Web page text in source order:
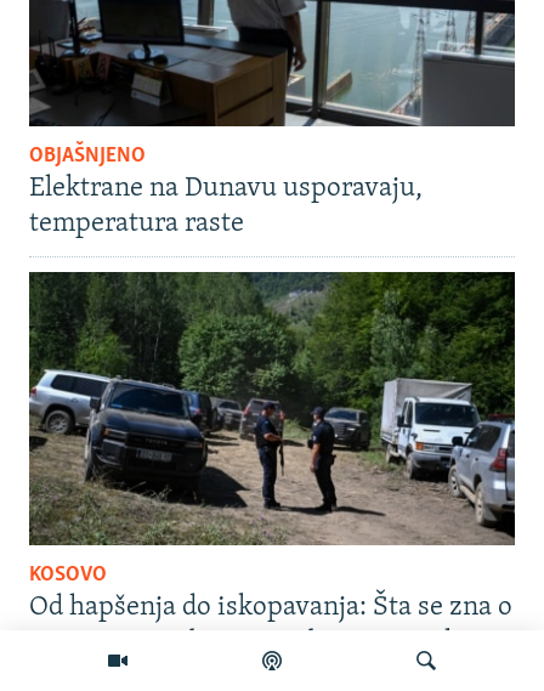
OBJAŠNJENO
Elektrane na Dunavu usporavaju,
temperatura raste
KOSOVO
Od hapšenja do iskopavanja: Šta se zna o